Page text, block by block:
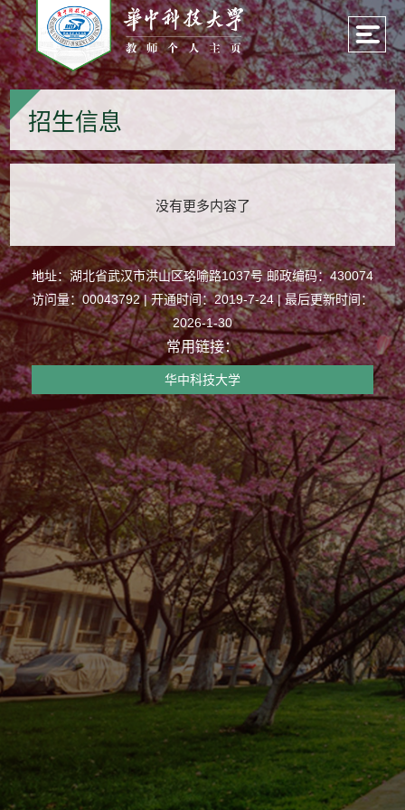
招生信息
没有更多内容了
地址：湖北省武汉市洪山区珞喻路1037号 邮政编码：430074
访问量：00043792|开通时间：2019-7-24 | 最后更新时间：
2026-1-30
常用链接：
华中科技大学